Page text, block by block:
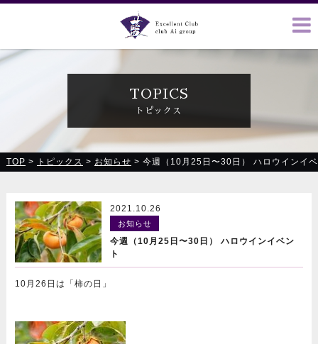
クラブ藍(あい)、クラブ恋(れん)、ルミナス、浪漫館で皆様の
お越しをお待ちしております
TOPICS
トピックス
TOP > トピックス > お知らせ > 今週（10月25日〜30日） ハロウインイ
2021.10.26
お知らせ
今週（10月25日〜30日） ハロウインイベン
ト
10月26日は「柿の日」